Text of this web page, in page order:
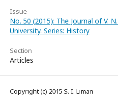
Issue
No. 50 (2015): The Journal of V.
University. Series: History
Section
Articles
Copyright (c) 2015 S. I. Liman